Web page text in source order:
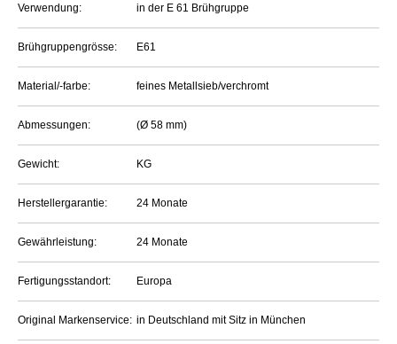
Verwendung: in der E 61 Brühgruppe
Brühgruppengrösse: E61
Material/-farbe: feines Metallsieb/verchromt
Abmessungen: (Ø 58 mm)
Gewicht: KG
Herstellergarantie: 24 Monate
Gewährleistung: 24 Monate
Fertigungsstandort: Europa
Original Markenservice: in Deutschland mit Sitz in München